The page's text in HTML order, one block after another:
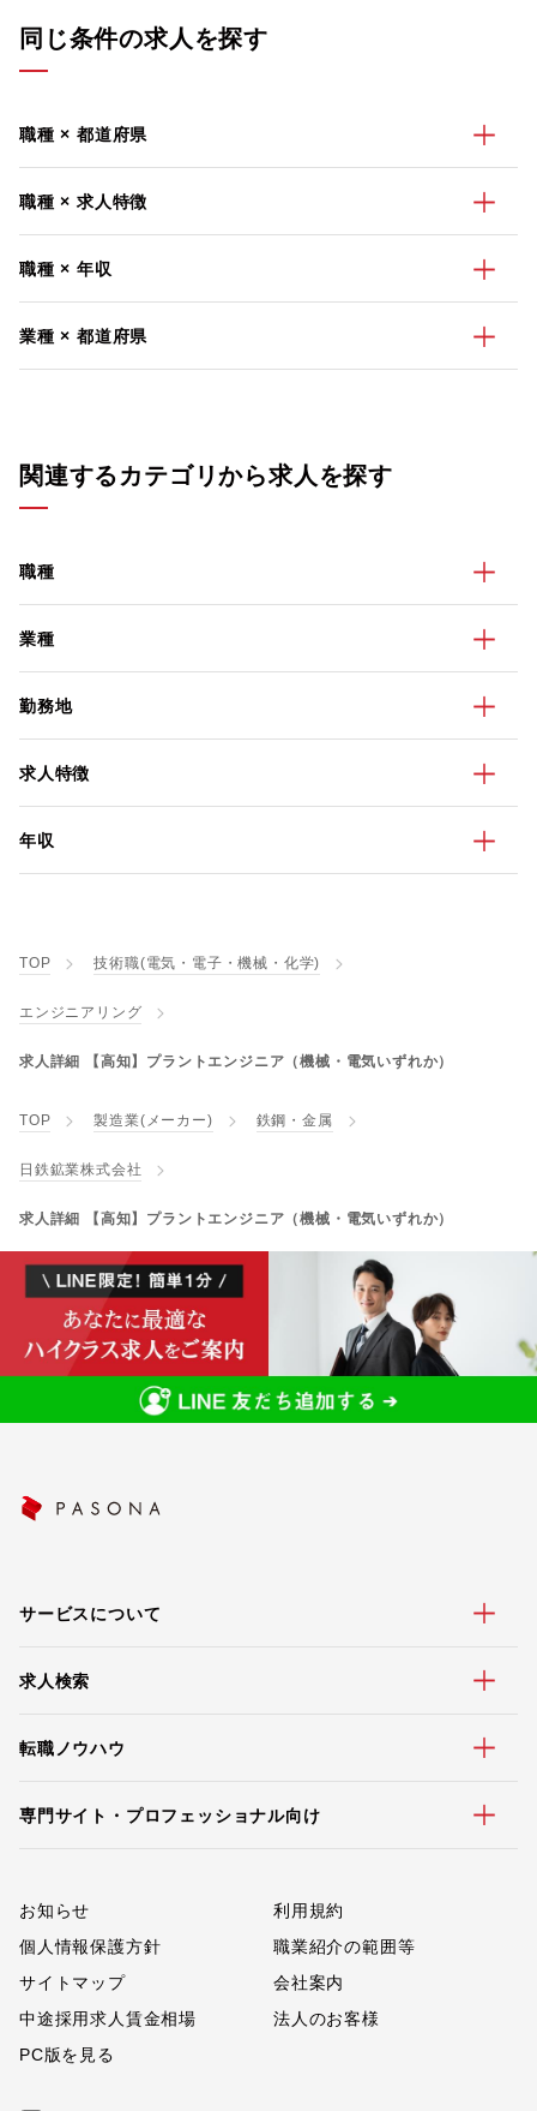
同じ条件の求人を探す
職種 × 都道府県
職種 × 求人特徴
職種 × 年収
業種 × 都道府県
関連するカテゴリから求人を探す
職種
業種
勤務地
求人特徴
年収
TOP 技術職(電気・電子・機械・化学)
エンジニアリング
求人詳細 【高知】プラントエンジニア（機械・電気いずれか）
TOP 製造業(メーカー) 鉄鋼・金属
日鉄鉱業株式会社
求人詳細 【高知】プラントエンジニア（機械・電気いずれか）
サービスについて
求人検索
転職ノウハウ
専門サイト・プロフェッショナル向け
お知らせ
利用規約
個人情報保護方針
職業紹介の範囲等
サイトマップ
会社案内
中途採用求人賃金相場
法人のお客様
PC版を見る